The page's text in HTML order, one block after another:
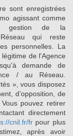
sont enregistrées
agissant comme
gestion de la
qui reste
personnelles. La
de l'Agence
demande de
/ au Réseau.
», vous disposez
d’opposition, de
pouvez retirer
directement
cnil.fr/frpour plus
après avoir